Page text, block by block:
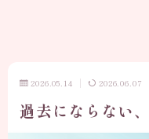
2026.05.14 2026.06.07
過去にならない